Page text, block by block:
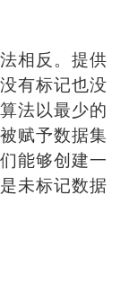
相反。提供
有标记也没
法以最少的
赋予数据集
能够创建一
未标记数据